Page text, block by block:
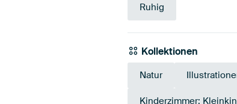
Ruhig
Kollektionen
Natur
Kinderzimmer: